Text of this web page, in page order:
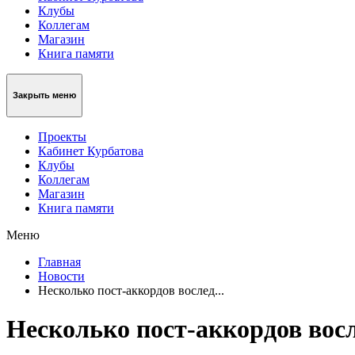
Клубы
Коллегам
Магазин
Книга памяти
Закрыть меню
Проекты
Кабинет Курбатова
Клубы
Коллегам
Магазин
Книга памяти
Меню
Главная
Новости
Несколько пост-аккордов вослед...
Несколько пост-аккордов